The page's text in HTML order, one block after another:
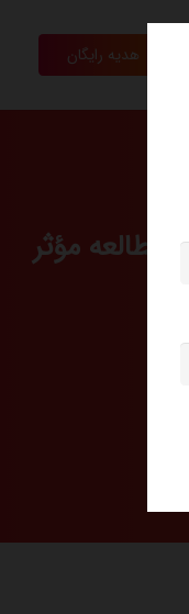
هدیه رایگان
مطالعه مؤثر